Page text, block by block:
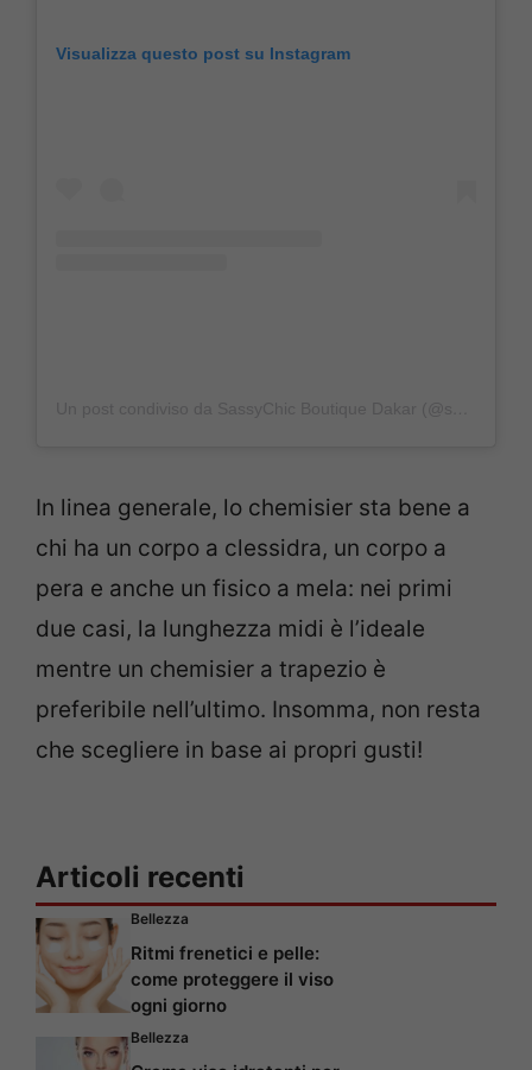
Visualizza questo post su Instagram
In linea generale, lo chemisier sta bene a
chi ha un corpo a clessidra, un corpo a
pera e anche un fisico a mela: nei primi
due casi, la lunghezza midi è l’ideale
mentre un chemisier a trapezio è
preferibile nell’ultimo. Insomma, non resta
che scegliere in base ai propri gusti!
Articoli recenti
Bellezza
Ritmi frenetici e pelle:
come proteggere il viso
ogni giorno
Bellezza